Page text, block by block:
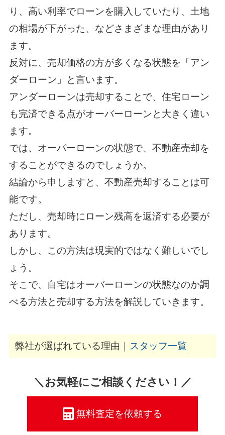
り、高い利率でローンを購入していたり、土地
の相場が下がった、などさまざまな理由があり
ます。
反対に、売却価格の方が多くなる状態を「アン
ダーローン」と言います。
アンダーローンは売却することで、住宅ローン
も完済できる点がオーバーローンと大きく違い
ます。
では、オーバーローンの状態で、不動産売却を
することができるのでしょうか。
結論から申しますと、不動産売却することは可
能です。
ただし、売却時にローン残高を返済する必要が
あります。
しかし、この方法は現実的ではなく難しいでし
ょう。
そこで、自宅はオーバーローンの状態なのか調
べる方法と売却する方法を解説していきます。
弊社が選ばれている理由｜ スタッフ一覧
＼お気軽にご相談ください！／
無料査定を依頼する